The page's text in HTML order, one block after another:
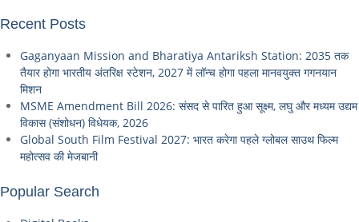
Recent Posts
Gaganyaan Mission and Bharatiya Antariksh Station: 2035 तक
तैयार होगा भारतीय अंतरिक्ष स्टेशन, 2027 में लॉन्च होगा पहला मानवयुक्त गगनयान
मिशन
MSME Amendment Bill 2026: संसद से पारित हुआ सूक्ष्म, लघु और मध्यम उद्यम
विकास (संशोधन) विधेयक, 2026
Global South Film Festival 2027: भारत करेगा पहले ग्लोबल साउथ फिल्म
महोत्सव की मेजबानी
Popular Search